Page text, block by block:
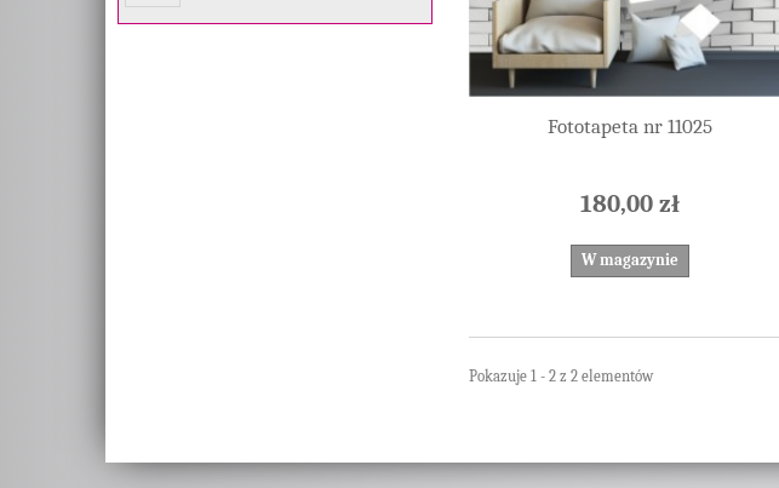
Fototapeta nr 11025
180,00 zł
W magazynie
Pokazuje 1 - 2 z 2 elementów